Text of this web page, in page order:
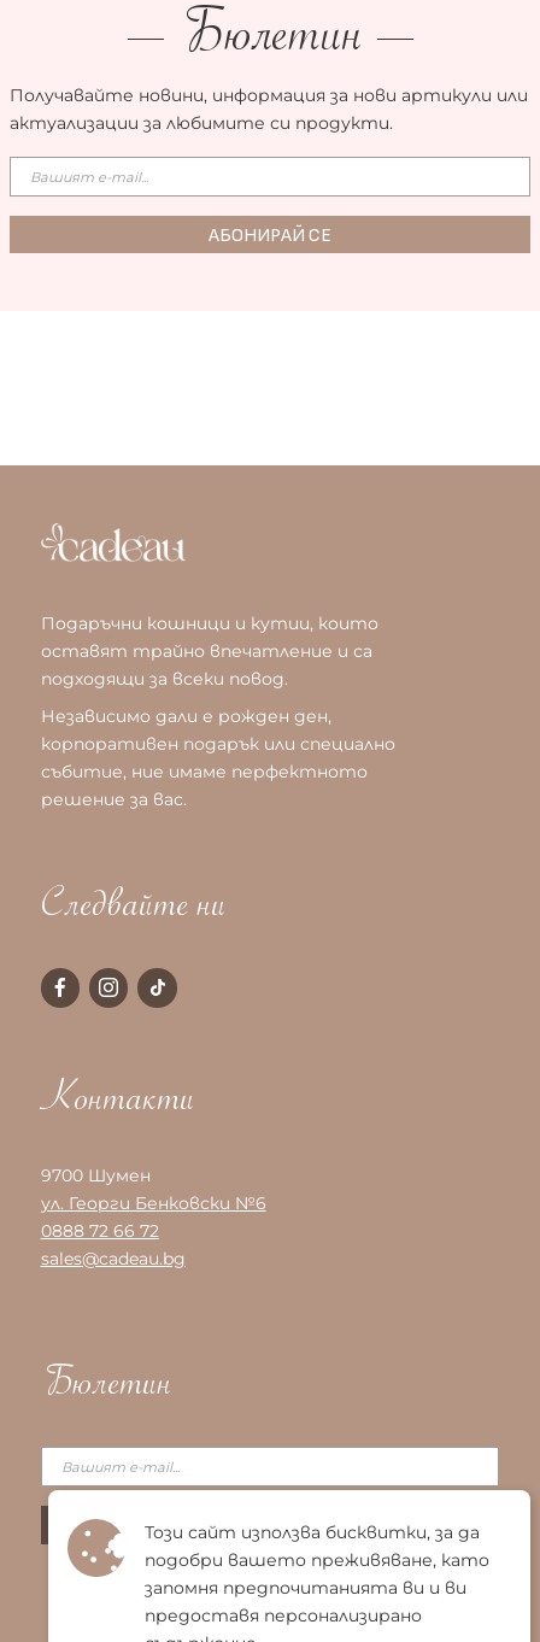
Бюлетин
Получавайте новини, информация за нови артикули или
актуализации за любимите си продукти.
Подаръчни кошници и кутии, които
оставят трайно впечатление и са
подходящи за всеки повод.
Независимо дали е рожден ден,
корпоративен подарък или специално
събитие, ние имаме перфектното
решение за вас.
Следвайте ни
Контакти
9700 Шумен
ул. Георги Бенковски №6
0888 72 66 72
sales@cadeau.bg
Бюлетин
Този сайт използва бисквитки, за да
подобри вашето преживяване, като
запомня предпочитанията ви и ви
предоставя персонализирано